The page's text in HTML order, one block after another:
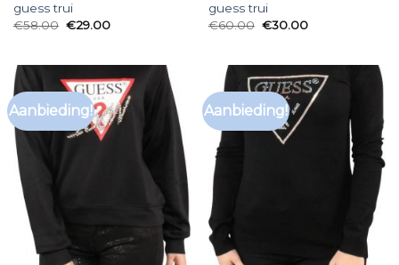
guess trui
€58.00 €29.00
guess trui
€60.00 €30.00
Aanbieding! Aanbieding!